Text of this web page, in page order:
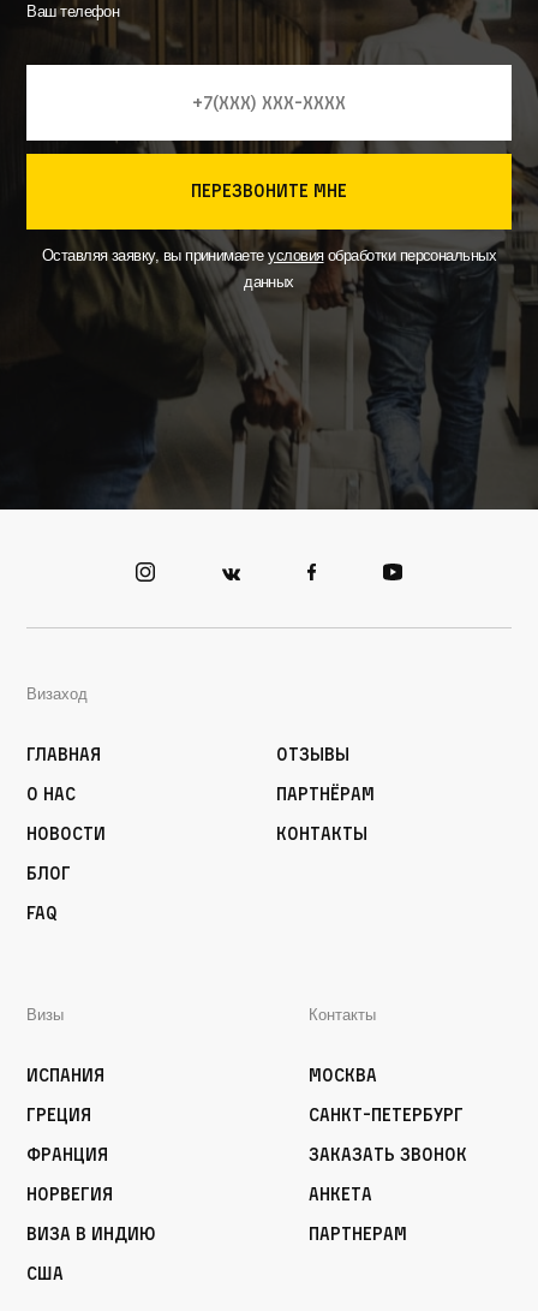
Ваш телефон
перезвоните мне
Оставляя заявку, вы принимаетеусловияобработки персональных
данных
Визаход
Главная
О нас
Новости
Блог
FAQ
Отзывы
Партнёрам
Контакты
Визы
Испания
Греция
Франция
Норвегия
Виза в Индию
США
Контакты
Москва
Санкт-Петербург
Заказать звонок
Анкета
Партнерам